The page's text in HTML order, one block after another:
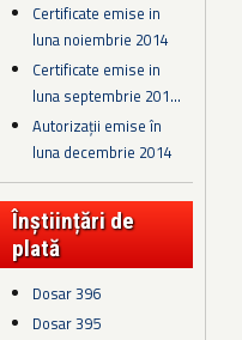
Certificate emise in
luna noiembrie 2014
Certificate emise in
luna septembrie 201...
Autorizații emise în
luna decembrie 2014
Înștiințări de
plată
Dosar 396
Dosar 395